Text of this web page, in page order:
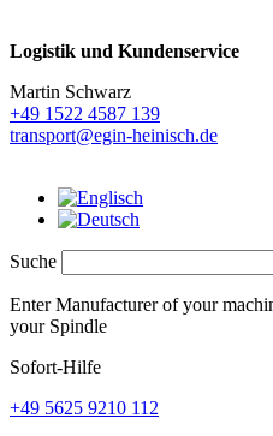
Logistik und Kundenservice
Martin Schwarz
+49 1522 4587 139
transport@egin-heinisch.de
Suche
Enter Manufacturer of your
your Spindle
Sofort-Hilfe
+49 5625 9210 112